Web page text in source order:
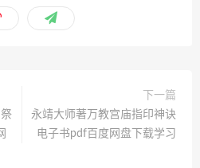
下一篇
永靖大师著万教宫庙指印神诀
电子书pdf百度网盘下载学习